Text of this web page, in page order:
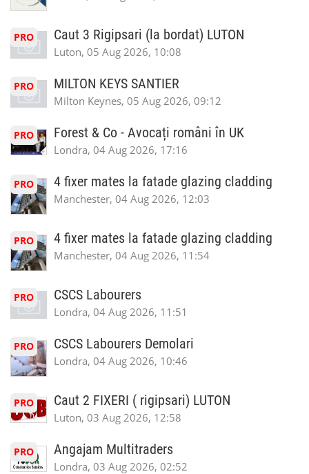
PRO Caut 3 Rigipsari (la bordat) LUTON
Luton, 05 Aug 2026, 10:08
PRO MILTON KEYS SANTIER
Milton Keynes, 05 Aug 2026, 09:12
PRO Forest & Co - Avocați români în UK
Londra, 04 Aug 2026, 17:16
PRO 4 fixer mates la fatade glazing cladding
Manchester, 04 Aug 2026, 12:03
PRO 4 fixer mates la fatade glazing cladding
Manchester, 04 Aug 2026, 11:54
PRO CSCS Labourers
Londra, 04 Aug 2026, 11:51
PRO CSCS Labourers Demolari
Londra, 04 Aug 2026, 10:46
PRO Caut 2 FIXERI ( rigipsari) LUTON
Luton, 03 Aug 2026, 12:58
PRO Angajam Multitraders
Londra, 03 Aug 2026, 02:52